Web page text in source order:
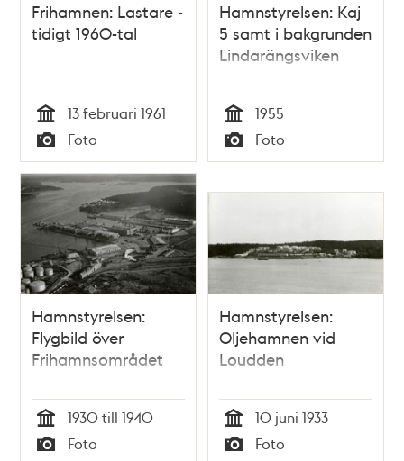
Frihamnen: Lastare -
tidigt 1960-tal
Tid
13 februari 1961
Typ
Foto
Hamnstyrelsen: Kaj
5 samt i bakgrunden
Lindarängsviken
Tid
1955
Typ
Foto
Hamnstyrelsen:
Flygbild över
Frihamnsområdet
Tid
1930 till 1940
Foto
Hamnstyrelsen:
Oljehamnen vid
Loudden
Tid
10 juni 1933
Foto